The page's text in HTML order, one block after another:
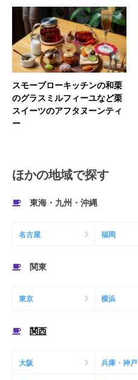
スモーブローキッチンの和栗
のグラスミルフィーユなど栗
スイーツのアフタヌーンティ
ー
ほかの地域で探す
東海・九州・沖縄
名古屋 福岡
関東
東京 横浜
関西
大阪 兵庫・神戸